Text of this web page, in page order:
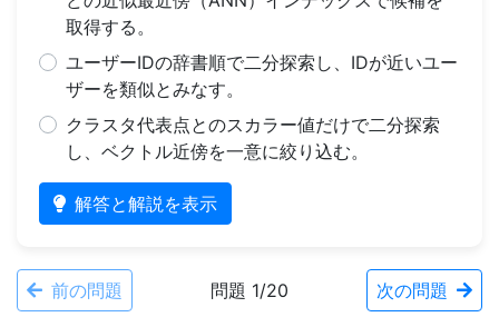
取得する。
ユーザーIDの辞書順で二分探索し、IDが近いユー
ザーを類似とみなす。
クラスタ代表点とのスカラー値だけで二分探索
し、ベクトル近傍を一意に絞り込む。
解答と解説を表示
前の問題 問題 1/20 次の問題